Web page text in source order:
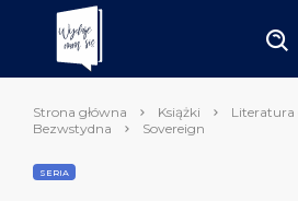
Strona główna Książki Literatura
Bezwstydna
Sovereign
SERIA